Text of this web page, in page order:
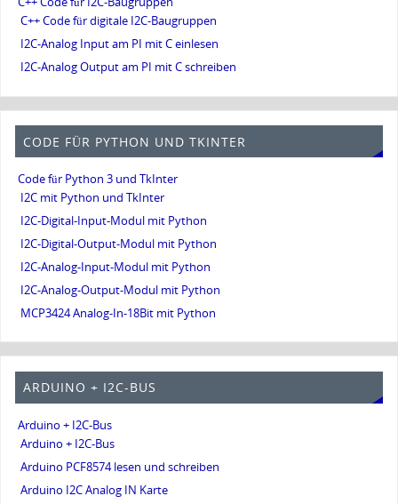
C++ Code für digitale I2C-Baugruppen
I2C-Analog Input am PI mit C einlesen
I2C-Analog Output am PI mit C schreiben
CODE FÜR PYTHON UND TKINTER
Code für Python 3 und TkInter
I2C mit Python und TkInter
I2C-Digital-Input-Modul mit Python
I2C-Digital-Output-Modul mit Python
I2C-Analog-Input-Modul mit Python
I2C-Analog-Output-Modul mit Python
MCP3424 Analog-In-18Bit mit Python
ARDUINO + I2C-BUS
Arduino + I2C-Bus
Arduino + I2C-Bus
Arduino PCF8574 lesen und schreiben
Arduino I2C Analog IN Karte